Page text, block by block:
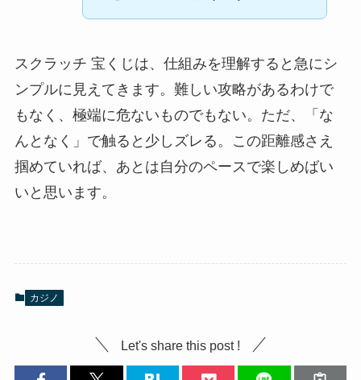
スクラッチ 宝くじは、仕組みを理解すると急にシ
ンプルに見えてきます。難しい攻略があるわけで
もなく、極端に危ないものでもない。ただ、「な
んとなく」で触ると少しズレる。この距離感さえ
掴めていれば、あとは自分のペースで楽しめばい
いと思います。
カジノ
Let's share this post !